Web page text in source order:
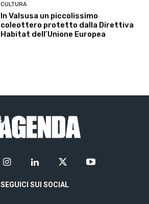
CULTURA
In Valsusa un piccolissimo
coleottero protetto dalla Direttiva
Habitat dell’Unione Europea
SEGUICI SUI SOCIAL